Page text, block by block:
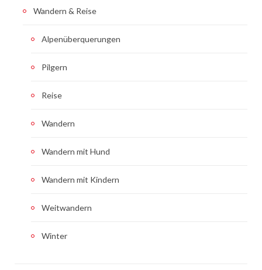
Wandern & Reise
Alpenüberquerungen
Pilgern
Reise
Wandern
Wandern mit Hund
Wandern mit Kindern
Weitwandern
Winter